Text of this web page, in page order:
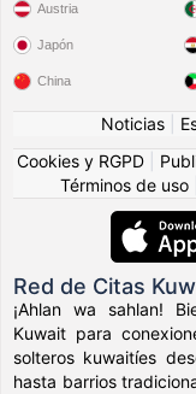
Austria
Japón
China
Noticias
Cookies y RGPD
Términos de uso
Red de Citas
¡Ahlan wa sahlan!
Kuwait para
solteros kuwaitíes
hasta barrios